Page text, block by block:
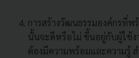
การสร้างวัฒนธรรมองค์กรที่พ
นั้นจะดีหรือไม่ ขึ้นอยู่กับผู้ใช้ง
ต้องมีความพร้อมและความรู้